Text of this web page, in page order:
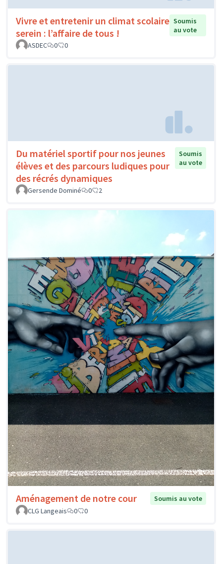
Vivre et entretenir un climat scolaire
serein : l’affaire de tous !
Soumis
au vote
ASDEC
0 0
Du matériel sportif pour nos jeunes
élèves et des parcours ludiques pour
des récrés dynamiques
Soumis
au vote
Gersende Dominé 0 2
Aménagement de notre cour
Soumis au vote
CLG Langeais
0 0